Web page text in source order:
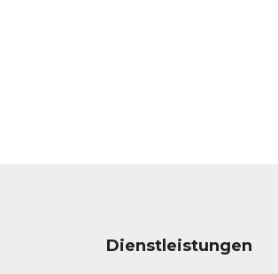
Dienstleistungen